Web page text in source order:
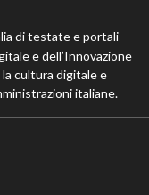
di testate e portali
e dell’Innovazione
cultura digitale e
italiane.